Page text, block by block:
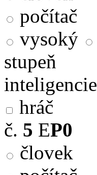
počítač
vysoký
stupeň
inteligencie
hráč
č. 5 EP0
človek